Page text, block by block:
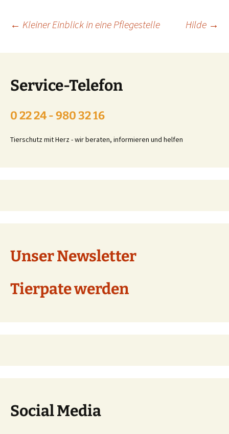
Beitragsnavigation
← Kleiner Einblick in eine Pflegestelle Hilde →
Service-Telefon
0 22 24 - 980 32 16
Tierschutz mit Herz - wir beraten, informieren und helfen
Unser Newsletter
Tierpate werden
Social Media